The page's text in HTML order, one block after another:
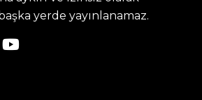
yerde yayınlanamaz.